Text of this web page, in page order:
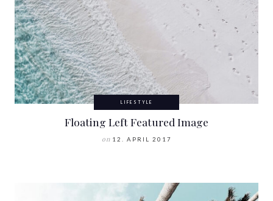
LIFESTYLE
Floating Left Featured Image
on 12. APRIL 2017